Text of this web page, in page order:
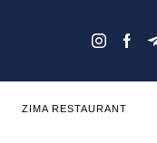
ZIMA RESTAURANT